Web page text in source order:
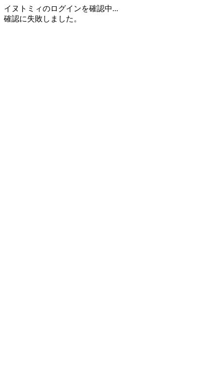
イヌトミィのログインを確認中...
確認に失敗しました。